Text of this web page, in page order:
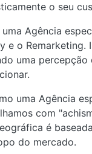
o seu
Agência
e o
uma
uma Agência
com
é
do mercado.